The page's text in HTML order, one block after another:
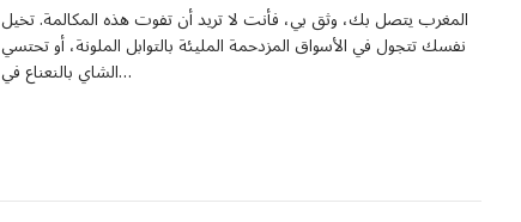
المغرب يتصل بك، وثق بي، فأنت لا تريد أن تفوت هذه المكالمة. تخيل
نفسك تتجول في الأسواق المزدحمة المليئة بالتوابل الملونة، أو تحتسي
الشاي بالنعناع في…